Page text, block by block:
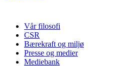
Vår filosofi
CSR
Bærekraft og miljø
Presse og medier
Mediebank